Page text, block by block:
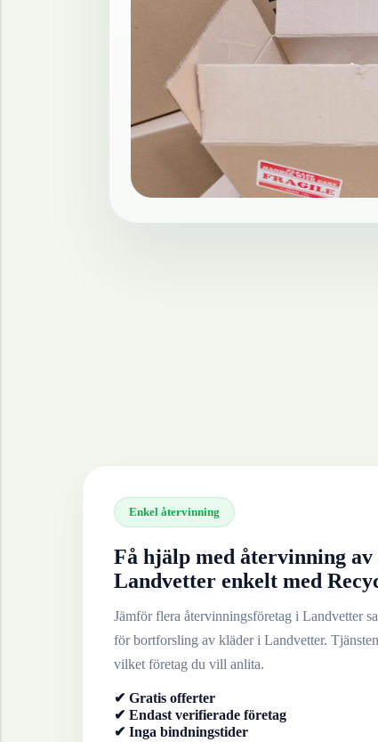
Enkel återvinning
Få hjälp med återvinning av
Landvetter enkelt med
Jämför flera återvinningsföretag i Landvetter
för bortforsling av kläderi Landvetter.
vilket företag du vill anlita.
✔ Gratis offerter
✔ Endast verifierade företag
✔ Inga bindningstider